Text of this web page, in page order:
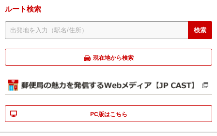
ルート検索
現在地から検索
PC版はこちら